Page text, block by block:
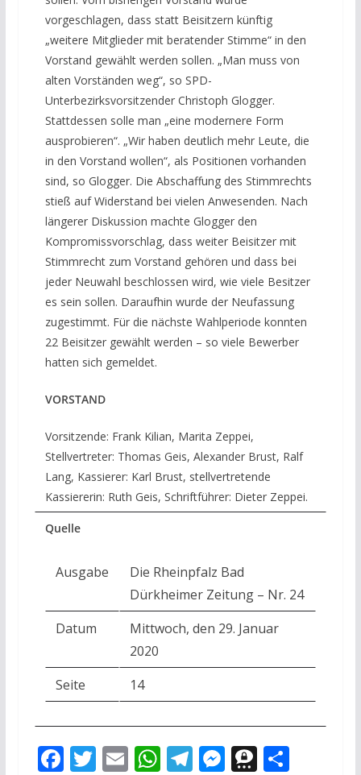
vorgeschlagen, dass statt Beisitzern künftig
„weitere Mitglieder mit beratender Stimme“ in den
Vorstand gewählt werden sollen. „Man muss von
alten Vorständen weg“, so SPD-
Unterbezirksvorsitzender Christoph Glogger.
Stattdessen solle man „eine modernere Form
ausprobieren“. „Wir haben deutlich mehr Leute, die
in den Vorstand wollen“, als Positionen vorhanden
sind, so Glogger. Die Abschaffung des Stimmrechts
stieß auf Widerstand bei vielen Anwesenden. Nach
längerer Diskussion machte Glogger den
Kompromissvorschlag, dass weiter Beisitzer mit
Stimmrecht zum Vorstand gehören und dass bei
jeder Neuwahl beschlossen wird, wie viele Besitzer
es sein sollen. Daraufhin wurde der Neufassung
zugestimmt. Für die nächste Wahlperiode konnten
22 Beisitzer gewählt werden – so viele Bewerber
hatten sich gemeldet.
VORSTAND
Vorsitzende: Frank Kilian, Marita Zeppei,
Stellvertreter: Thomas Geis, Alexander Brust, Ralf
Lang, Kassierer: Karl Brust, stellvertretende
Kassiererin: Ruth Geis, Schriftführer: Dieter Zeppei.
Quelle
Ausgabe
Die Rheinpfalz Bad
Dürkheimer Zeitung – Nr. 24
Datum
Mittwoch, den 29. Januar
2020
Seite
14
F T E W T M T T